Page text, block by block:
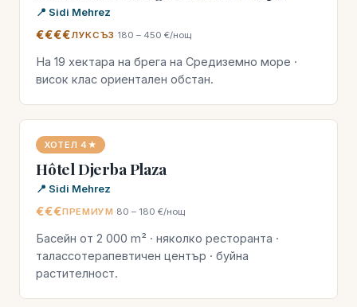
📍 Sidi Mehrez
€€€€ЛУКСЪЗ·180 – 450 €/нощ
На 19 хектара на брега на Средиземно море ·
висок клас ориентален обстан.
ХОТЕЛ 4★
Hôtel Djerba Plaza
📍 Sidi Mehrez
€€€ПРЕМИУМ ·80 – 180 €/нощ
Басейн от 2 000 m² · няколко ресторанта ·
талассотерапевтичен център · буйна
растителност.